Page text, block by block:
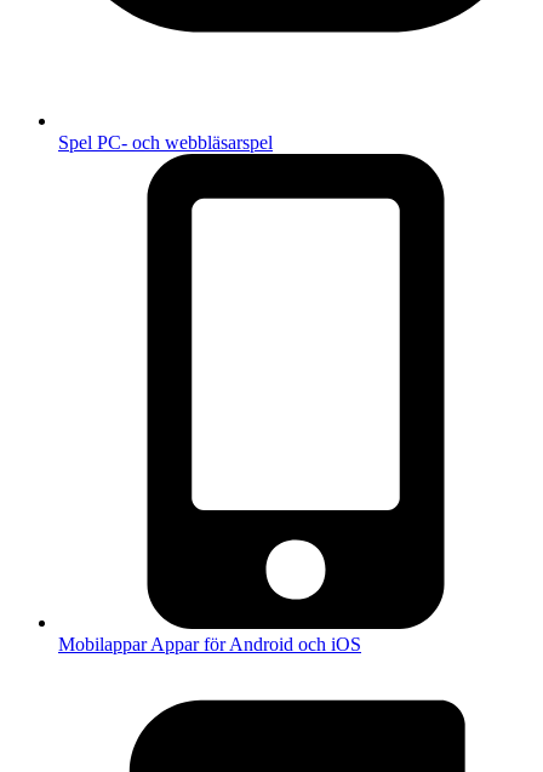
Spel PC- och webbläsarspel
MobilapparAppar för Android och iOS